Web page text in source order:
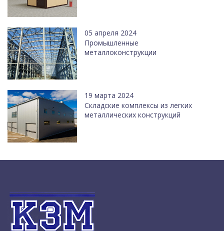
05 апреля 2024
Промышленные
металлоконструкции
19 марта 2024
Cкладские комплексы из легких
металлических конструкций